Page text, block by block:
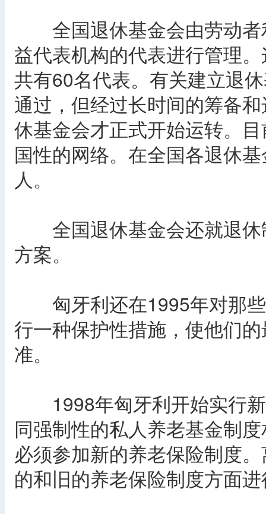
全国退休基金会由劳动者
益代表机构的代表进行管理
共有60名代表。有关建立退
通过，但经过长时间的筹备
休基金会才正式开始运转。
国性的网络。在全国各退休
人。
全国退休基金会还就退休
方案。
匈牙利还在1995年对那些
行一种保护性措施，使他们
准。
1998年匈牙利开始实行新
同强制性的私人养老基金制
必须参加新的养老保险制度
的和旧的养老保险制度方面